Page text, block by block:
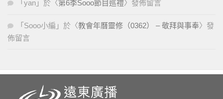
「 yan 」於〈第6季Sooo節目巡禮〉發佈留言
「 Sooo小編 」於〈教會年曆靈修（0362） – 敬拜與事奉〉發
佈留言